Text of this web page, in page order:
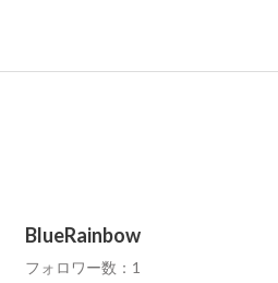
BlueRainbow
フォロワー数：1